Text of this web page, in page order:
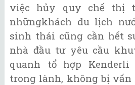
việc hủy quy chế thị
nhữngkhách du lịch
sinh thái cũng cần hết
nhà đầu tư yêu cầu
quanh tổ hợp
trong lành, không bị vấn